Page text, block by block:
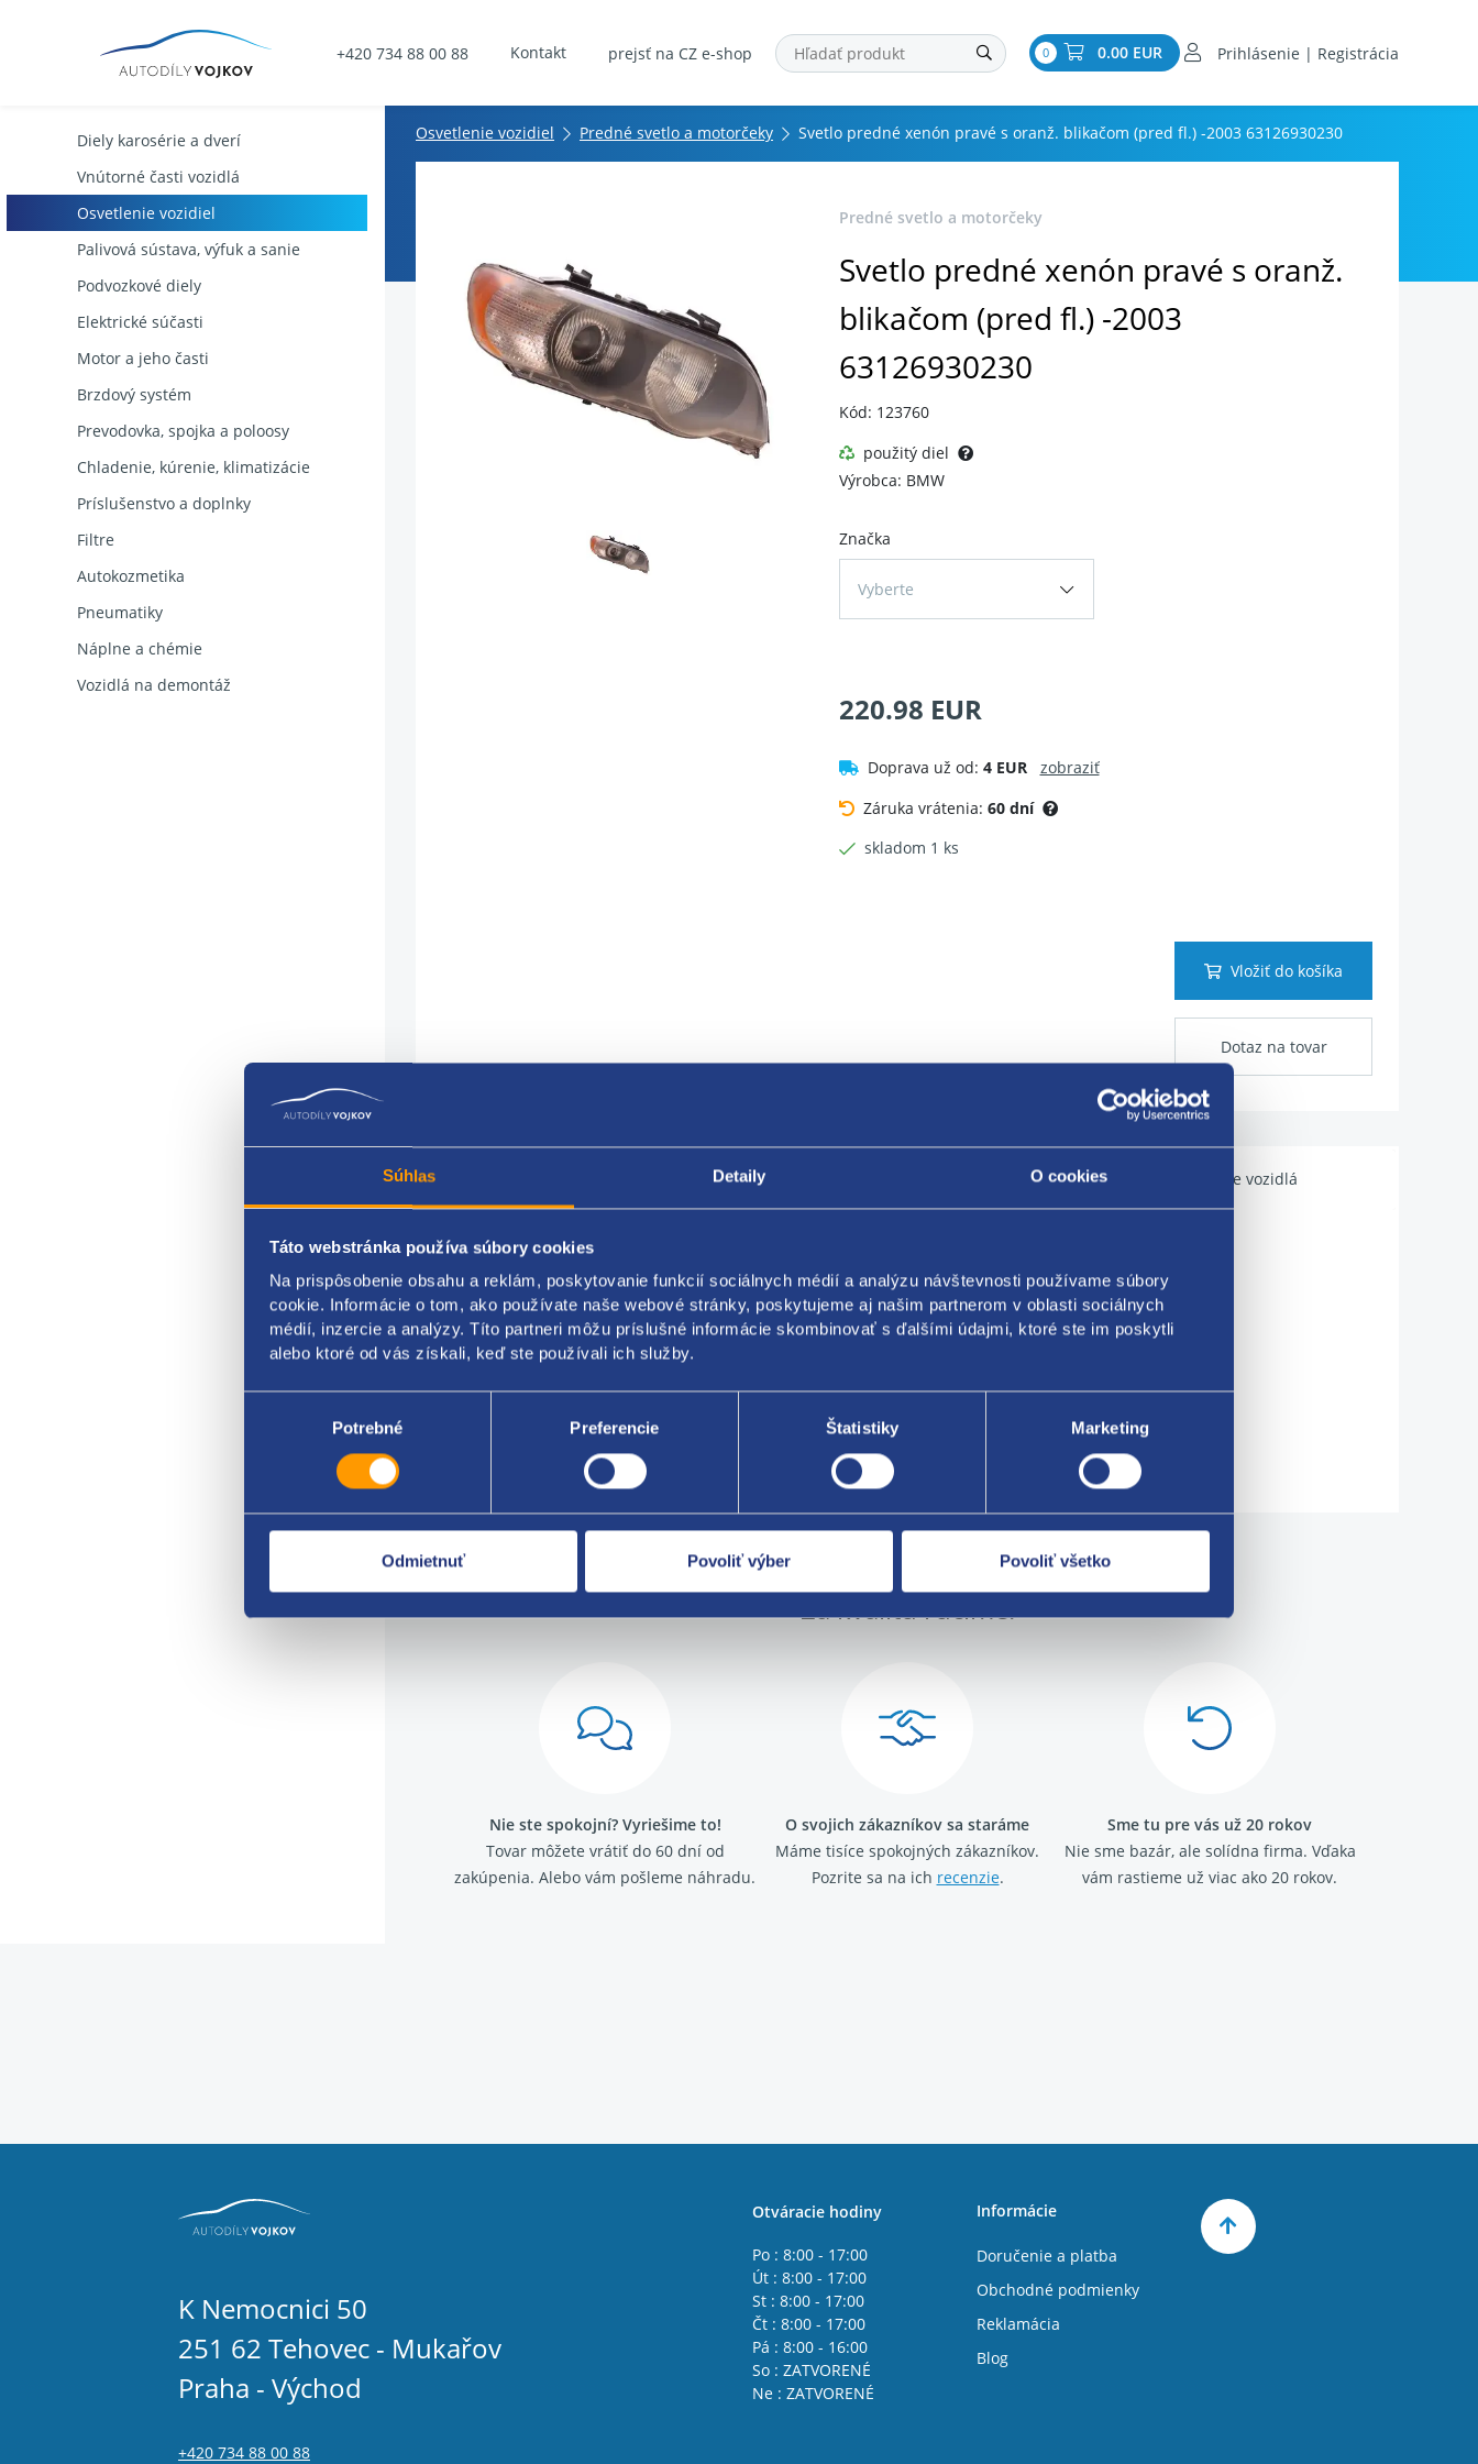
Súhlas Detaily O cookies
Táto webstránka používa súbory cookies
Na prispôsobenie obsahu a reklám, poskytovanie funkcií sociálnych médií a analýzu návštevnosti používame súbory
cookie. Informácie o tom, ako používate naše webové stránky, poskytujeme aj našim partnerom v oblasti sociálnych
médií, inzercie a analýzy. Títo partneri môžu príslušné informácie skombinovať s ďalšími údajmi, ktoré ste im poskytli
alebo ktoré od vás získali, keď ste používali ich služby.
Potrebné Preferencie Štatistiky Marketing
Odmietnuť Povoliť výber Povoliť všetko
+420 734 88 00 88 Kontakt prejsť na CZ e-shop 0 0.00 EUR Prihlásenie | Registrácia
Diely karosérie a dverí
Vnútorné časti vozidlá
Osvetlenie vozidiel
Palivová sústava, výfuk a sanie
Podvozkové diely
Elektrické súčasti
Motor a jeho časti
Brzdový systém
Prevodovka, spojka a poloosy
Chladenie, kúrenie, klimatizácie
Príslušenstvo a doplnky
Filtre
Autokozmetika
Pneumatiky
Náplne a chémie
Vozidlá na demontáž
Osvetlenie vozidiel Predné svetlo a motorčeky Svetlo predné xenón pravé s oranž. blikačom (pred fl.) -2003 63126930230
Predné svetlo a motorčeky
Svetlo predné xenón pravé s oranž.
blikačom (pred fl.) -2003
63126930230
Kód: 123760
použitý diel
Výrobca: BMW
Značka
Vyberte
220.98 EUR
Doprava už od: 4 EUR
zobraziť
Záruka vrátenia: 60 dní
skladom 1 ks
Vložiť do košíka
Dotaz na tovar
Použiteľné pre vozidlá
Xenónový svetlomet s oranžovým blikačom
Pre vozidlá do roku 2003
Strana: pravá
Bez riadiacej jednotky
BMW originál: 63126930230 63117166798 63128379902
Za kvalitu ručíme!
Nie ste spokojní? Vyriešime to!
Tovar môžete vrátiť do 60 dní od
zakúpenia. Alebo vám pošleme náhradu.
O svojich zákazníkov sa staráme
Máme tisíce spokojných zákazníkov.
Pozrite sa na ich recenzie.
Sme tu pre vás už 20 rokov
Nie sme bazár, ale solídna firma. Vďaka
vám rastieme už viac ako 20 rokov.
K Nemocnici 50
251 62 Tehovec - Mukařov
Praha - Východ
+420 734 88 00 88
Otváracie hodiny
Po : 8:00 - 17:00
Út : 8:00 - 17:00
St : 8:00 - 17:00
Čt : 8:00 - 17:00
Pá : 8:00 - 16:00
So : ZATVORENÉ
Ne : ZATVORENÉ
Informácie
Doručenie a platba
Obchodné podmienky
Reklamácia
Blog